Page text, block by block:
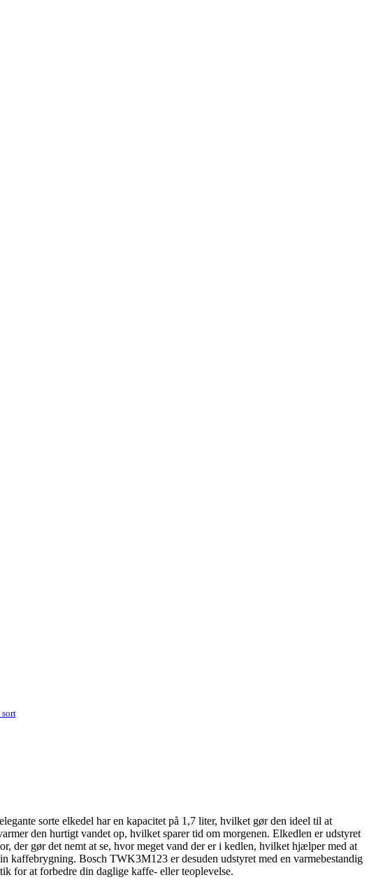
sorte elkedel har en kapacitet på 1,7 liter, hvilket gør den ideel til at
den hurtigt vandet op, hvilket sparer tid om morgenen. Elkedlen er udstyret
der gør det nemt at se, hvor meget vand der er i kedlen, hvilket hjælper med at
kaffebrygning. Bosch TWK3M123 er desuden udstyret med en varmebestandig
for at forbedre din daglige kaffe- eller teoplevelse.